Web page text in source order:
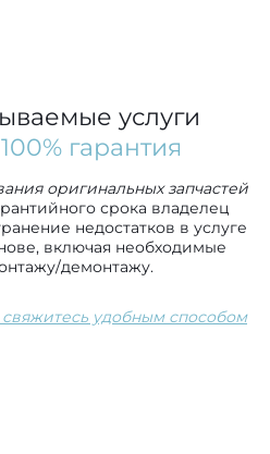
услуги
100% гарантия
оригинальных запчастей
срока владелец
недостатков в услуге
включая необходимые
демонтажу.
удобным способом